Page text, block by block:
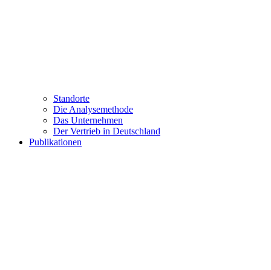
Standorte
Die Analysemethode
Das Unternehmen
Der Vertrieb in Deutschland
Publikationen